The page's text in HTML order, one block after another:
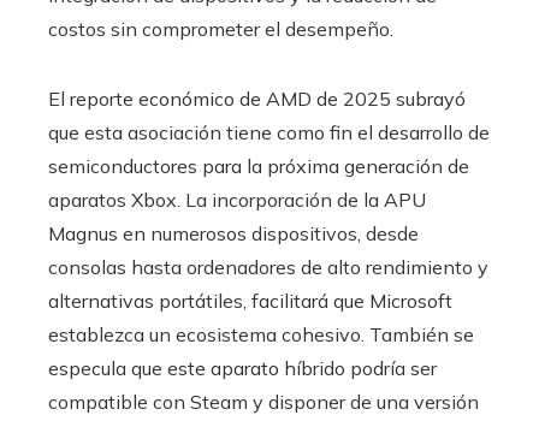
costos sin comprometer el desempeño.
El reporte económico de AMD de 2025 subrayó
que esta asociación tiene como fin el desarrollo de
semiconductores para la próxima generación de
aparatos Xbox. La incorporación de la APU
Magnus en numerosos dispositivos, desde
consolas hasta ordenadores de alto rendimiento y
alternativas portátiles, facilitará que Microsoft
establezca un ecosistema cohesivo. También se
especula que este aparato híbrido podría ser
compatible con Steam y disponer de una versión